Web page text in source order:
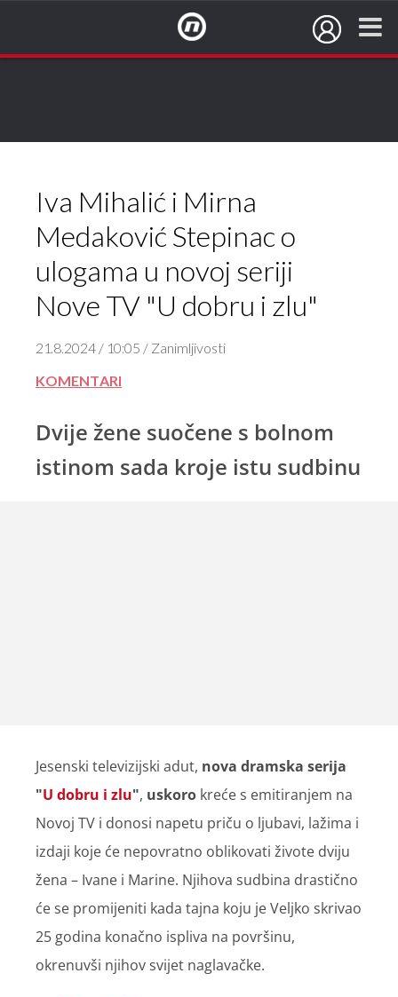
Iva Mihalić i Mirna
Medaković Stepinac o
ulogama u novoj seriji
Nove TV "U dobru i zlu"
21.8.2024 / 10:05 / Zanimljivosti
KOMENTARI
Dvije žene suočene s bolnom
istinom sada kroje istu sudbinu
Jesenski televizijski adut, nova dramska serija
"U dobru i zlu", uskoro kreće s emitiranjem na
Novoj TV i donosi napetu priču o ljubavi, lažima i
izdaji koje će nepovratno oblikovati živote dviju
žena – Ivane i Marine. Njihova sudbina drastično
će se promijeniti kada tajna koju je Veljko skrivao
25 godina konačno ispliva na površinu,
okrenuvši njihov svijet naglavačke.